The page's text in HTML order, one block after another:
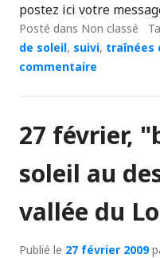
postez ici votre
Posté dans Non classé
de soleil, suivi, traînées
commentaire
27 février,
soleil au
vallée du
Publié le 27 février 2009